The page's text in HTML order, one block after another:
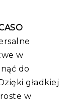
w
do
gładkiej
w